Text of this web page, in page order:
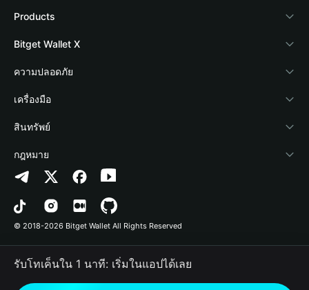
เกี่ยวกับ Bitget Wallet
Blog
Academy
ข่าวสารด้านคริปโต
ศูนย์ช่วยเหลือ
ติดต่อเรา
ทรัพยากรข้อมูลของแบรนด์
อาชีพ
Products
Crypto Card
Stablecoin Earn
Payfi Crypto
Crypto Swap API
Altcoin Season Index
Prediction Markets
DApp
RWA
Bitget Wallet X
นักพัฒนา
เชื่อมต่อ Wallet
Bitget Wallet Pay
ลิสต์โปรเจกต์
ความปลอดภัย
Protection Fund
เทคโนโลยีความปลอดภัย
เครื่องมือ
ซื้อคริปโต
การตรวจจับการอนุญาต
การตรวจจับสัญญา
การโอนเป็นชุด
สินทรัพย์
Arbitrum
Avalanche
Bitcoin
Polygon
กฎหมาย
นโยบายความเป็นส่วนตัว
ข้อตกลงในการใช้บริการ
© 2018-2026 Bitget Wallet All Rights Reserved
รับโทเค็นใน 1 นาที: เริ่มในแอปได้เลย